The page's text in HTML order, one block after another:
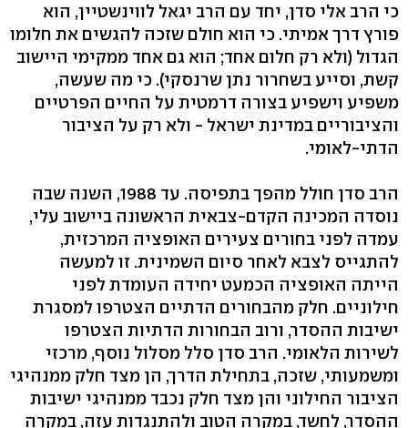
כי הרב אלי סדן, יחד עם הרב יגאל לווינשטיין, הוא
פורץ דרך אמיתי. כי הוא חולם שזכה להגשים את חלומו
הגדול (ולא רק חלום אחד; הוא גם אחד ממקימי היישוב
קשת, וסייע בשחרור נתן שרנסקי). כי מה שעשה,
משפיע וישפיע בצורה דרמטית על החיים הפרטיים
והציבוריים במדינת ישראל - ולא רק על הציבור
הדתי-לאומי.
הרב סדן חולל מהפך בתפיסה. עד 1988, השנה שבה
נוסדה המכינה הקדם-צבאית הראשונה ביישוב עלי,
עמדה לפני בחורים צעירים האופציה המרכזית,
להתגייס לצבא לאחר סיום השמינית. זו למעשה
הייתה האופציה הכמעט יחידה העומדת לפני
חילוניים. חלק מהבחורים הדתיים הצטרפו למסגרת
ישיבות ההסדר, ורוב הבחורות הדתיות הצטרפו
לשירות הלאומי. הרב סדן סלל מסלול נוסף, מרכזי
ומשמעותי, שזכה, בתחילת הדרך, הן מצד חלק ממנהיגי
הציבור החילוני והן מצד חלק נכבד ממנהיגי ישיבות
ההסדר, לחשד, במקרה הטוב ולהתנגדות עזה, במקרה